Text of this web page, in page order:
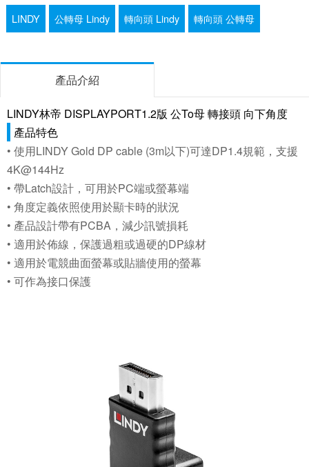
LINDY
公轉母 Lindy 轉向頭 Lindy 轉向頭 公轉母
產品介紹
LINDY林帝 DISPLAYPORT1.2版 公To母 轉接頭 向下角度
產品特色
• 使用LINDY Gold DP cable (3m以下)可達DP1.4規範，支援
4K@144Hz
• 帶Latch設計，可用於PC端或螢幕端
• 角度定義依照使用於顯卡時的狀況
• 產品設計帶有PCBA，減少訊號損耗
• 適用於佈線，保護過粗或過硬的DP線材
• 適用於電競曲面螢幕或貼牆使用的螢幕
• 可作為接口保護